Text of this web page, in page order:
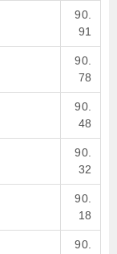
90.
91
90.
78
90.
48
90.
32
90.
18
90.